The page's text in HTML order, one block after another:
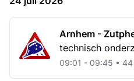
Arnhem -
technisch
09:01 - 09:45 • 44